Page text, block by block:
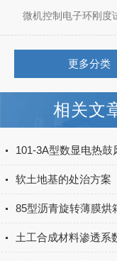
微机控制电子环刚度
更多分类
相关文
101-3A型数显电热鼓
软土地基的处治方案
85型沥青旋转薄膜烘
土工合成材料渗透系